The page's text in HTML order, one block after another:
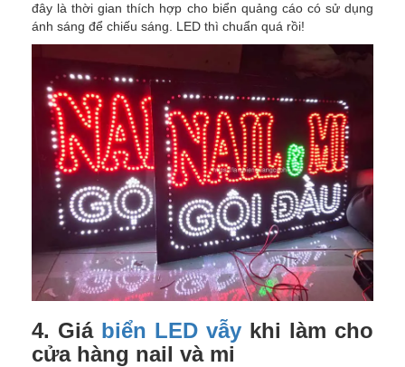
đây là thời gian thích hợp cho biển quảng cáo có sử dụng
ánh sáng để chiếu sáng. LED thì chuẩn quá rồi!
4. Giá biển LED vẫy khi làm cho
cửa hàng nail và mi